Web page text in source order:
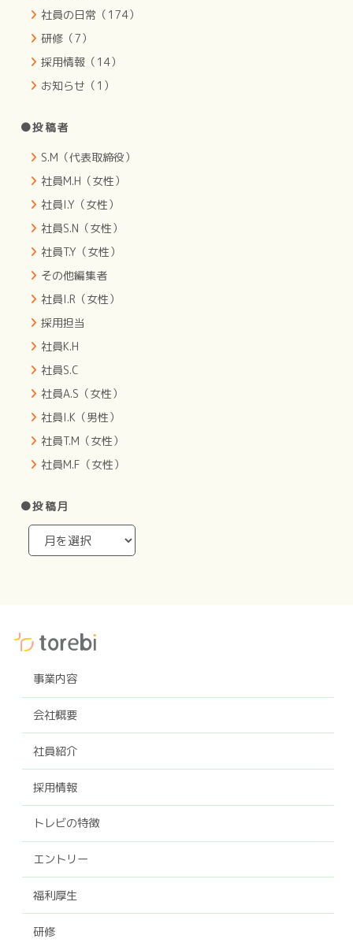
社員の日常（174）
研修（7）
採用情報（14）
お知らせ（1）
●投稿者
S.M（代表取締役）
社員M.H（女性）
社員I.Y（女性）
社員S.N（女性）
社員T.Y（女性）
その他編集者
社員I.R（女性）
採用担当
社員K.H
社員S.C
社員A.S（女性）
社員I.K（男性）
社員T.M（女性）
社員M.F（女性）
●投稿月
事業内容
会社概要
社員紹介
採用情報
トレビの特徴
エントリー
福利厚生
研修